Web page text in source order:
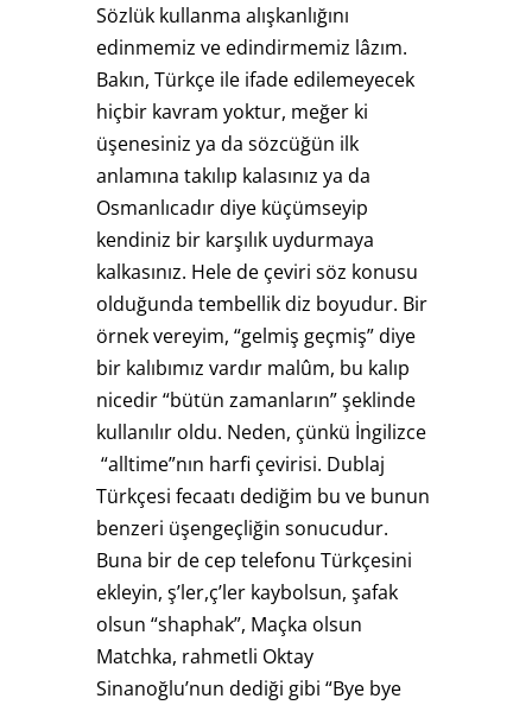
Sözlük kullanma alışkanlığını
edinmemiz ve edindirmemiz lâzım.
Bakın, Türkçe ile ifade edilemeyecek
hiçbir kavram yoktur, meğer ki
üşenesiniz ya da sözcüğün ilk
anlamına takılıp kalasınız ya da
Osmanlıcadır diye küçümseyip
kendiniz bir karşılık uydurmaya
kalkasınız. Hele de çeviri söz konusu
olduğunda tembellik diz boyudur. Bir
örnek vereyim, “gelmiş geçmiş” diye
bir kalıbımız vardır malûm, bu kalıp
nicedir “bütün zamanların” şeklinde
kullanılır oldu. Neden, çünkü İngilizce
“alltime”nın harfi çevirisi. Dublaj
Türkçesi fecaatı dediğim bu ve bunun
benzeri üşengeçliğin sonucudur.
Buna bir de cep telefonu Türkçesini
ekleyin, ş’ler,ç’ler kaybolsun, şafak
olsun “shaphak”, Maçka olsun
Matchka, rahmetli Oktay
Sinanoğlu’nun dediği gibi “Bye bye